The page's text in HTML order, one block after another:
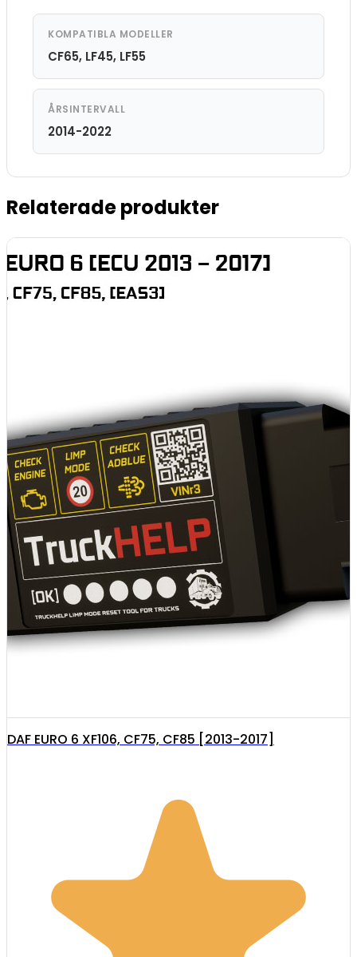
KOMPATIBLA MODELLER
CF65, LF45, LF55
ÅRSINTERVALL
2014-2022
Relaterade produkter
DAF EURO 6 XF106, CF75, CF85 [2013-2017]